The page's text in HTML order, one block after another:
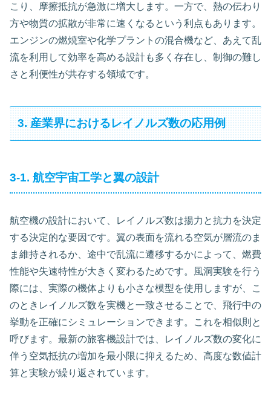
こり、摩擦抵抗が急激に増大します。一方で、熱の伝わり
方や物質の拡散が非常に速くなるという利点もあります。
エンジンの燃焼室や化学プラントの混合機など、あえて乱
流を利用して効率を高める設計も多く存在し、制御の難し
さと利便性が共存する領域です。
3. 産業界におけるレイノルズ数の応用例
3-1. 航空宇宙工学と翼の設計
航空機の設計において、レイノルズ数は揚力と抗力を決定
する決定的な要因です。翼の表面を流れる空気が層流のま
ま維持されるか、途中で乱流に遷移するかによって、燃費
性能や失速特性が大きく変わるためです。風洞実験を行う
際には、実際の機体よりも小さな模型を使用しますが、こ
のときレイノルズ数を実機と一致させることで、飛行中の
挙動を正確にシミュレーションできます。これを相似則と
呼びます。最新の旅客機設計では、レイノルズ数の変化に
伴う空気抵抗の増加を最小限に抑えるため、高度な数値計
算と実験が繰り返されています。